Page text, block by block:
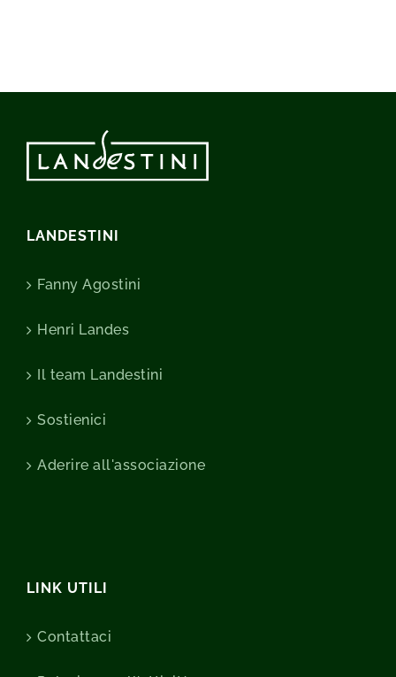
LANDESTINI
Fanny Agostini
Henri Landes
Il team Landestini
Sostienici
Aderire all'associazione
LINK UTILI
Contattaci